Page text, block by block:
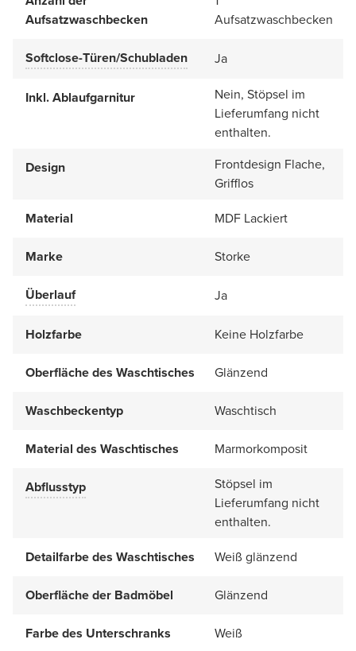
Aufsatzwaschbecken
Aufsatzwaschbecken
Softclose-Türen/Schubladen Ja
Inkl. Ablaufgarnitur
Nein, Stöpsel im
Lieferumfang nicht
enthalten.
Design
Frontdesign Flache,
Grifflos
Material
MDF Lackiert
Marke Storke
Überlauf Ja
Holzfarbe Keine Holzfarbe
Oberfläche des Waschtisches Glänzend
Waschbeckentyp Waschtisch
Material des Waschtisches Marmorkomposit
Abflusstyp
Stöpsel im
Lieferumfang nicht
enthalten.
Detailfarbe des Waschtisches
Weiß glänzend
Oberfläche der Badmöbel Glänzend
Farbe des Unterschranks Weiß